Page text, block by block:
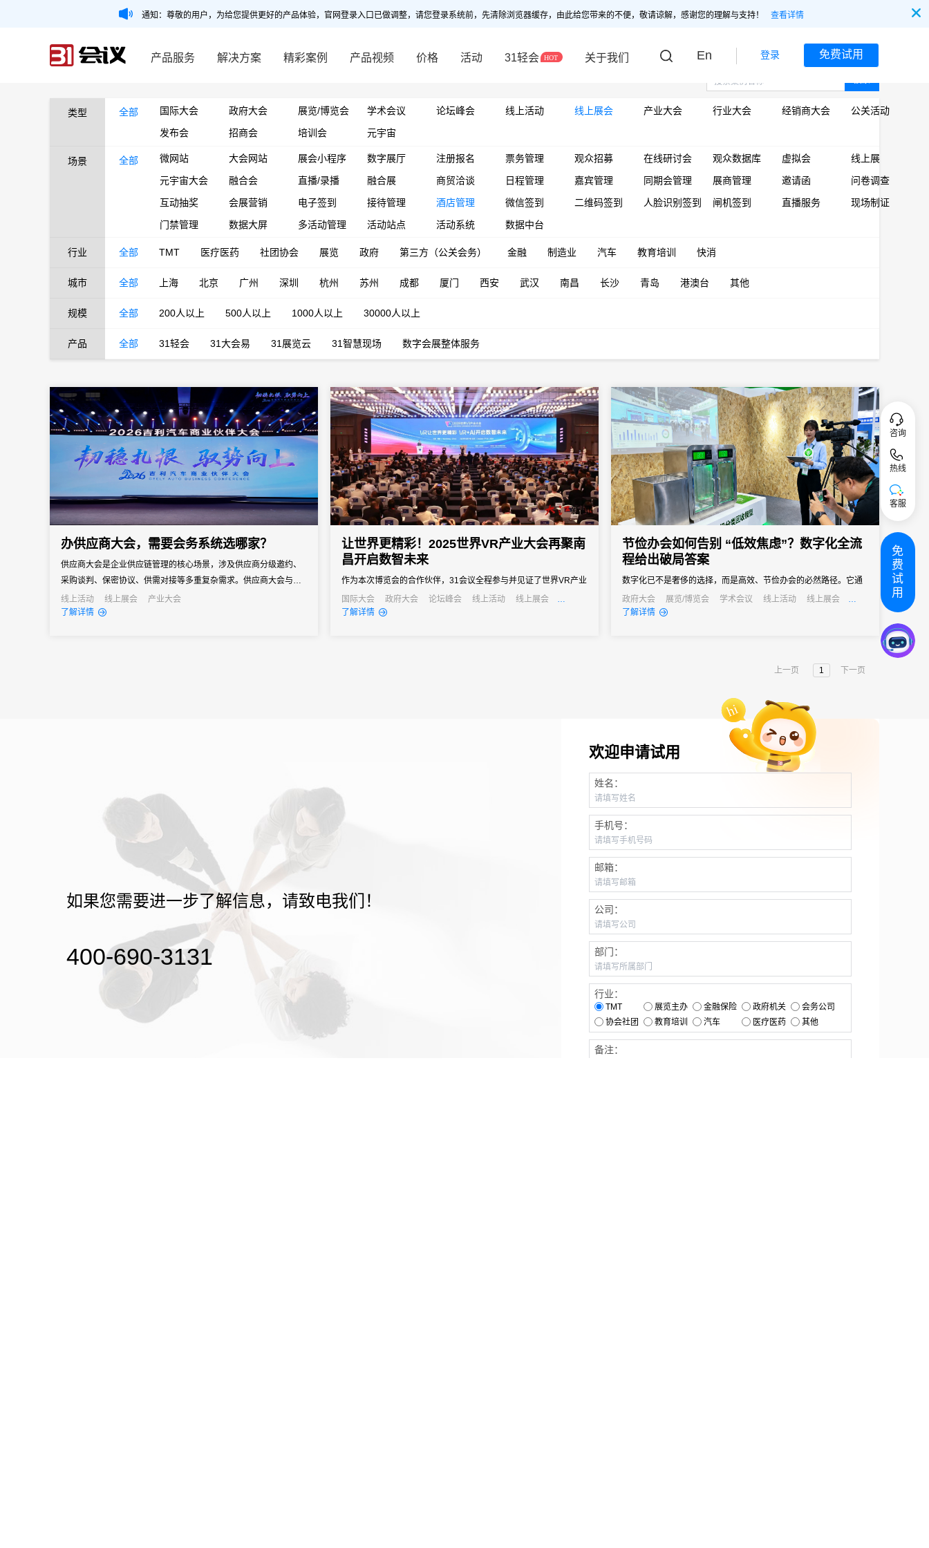
通知：尊敬的用户，为给您提供更好的产品体验，官网登录入口已做调整，请您登录系统前，先清除浏览器缓存，由此给您带来的不便，敬请谅解，感谢您的理解与支持！ 查看详情
产品服务 解决方案 精彩案例 产品视频 价格 活动 31轻会 关于我们 En 登录 免费试用
类型 全部 国际大会 政府大会 展览/博览会 学术会议 论坛峰会 线上活动 线上展会 产业大会 行业大会 经销商大会
公关活动
发布会
招商会 培训会 元宇宙
场景 全部 微网站 大会网站 展会小程序 数字展厅 注册报名 票务管理 观众招募 在线研讨会 观众数据库 虚拟会
线上展
元宇宙大会
融合会 直播/录播 融合展 商贸洽谈 日程管理 嘉宾管理 同期会管理 展商管理 邀请函
问卷调查
互动抽奖
会展营销 电子签到 接待管理 酒店管理 微信签到 二维码签到 人脸识别签到 闸机签到 直播服务
现场制证
门禁管理
数据大屏 多活动管理 活动站点 活动系统 数据中台
行业 全部 TMT 医疗医药 社团协会 展览 政府 第三方（公关会务） 金融 制造业 汽车 教育培训 快消
城市 全部 上海 北京 广州 深圳 杭州 苏州 成都 厦门 西安 武汉 南昌 长沙 青岛 港澳台 其他
规模 全部 200人以上 500人以上 1000人以上 30000人以上
产品 全部 31轻会 31大会易 31展览云 31智慧现场 数字会展整体服务
办供应商大会，需要会务系统选哪家？
供应商大会是企业供应链管理的核心场景，涉及供应商分级邀约、
采购谈判、保密协议、供需对接等多重复杂需求。供应商大会与普
通企业会议有本质区别——它既是企业面向供应链伙伴的年度沟通
窗口，也是采购策略落地、供需关系深化的关键场景。
线上活动 线上展会
产业大会
了解详情
让世界更精彩！2025世界VR产业大会再聚南
昌开启数智未来
作为本次博览会的合作伙伴，31会议全程参与并见证了世界VR产业
大会的飞速发展与深刻变革，并依托专业的会展服务能力与创新技
术支撑为博览会的顺利举办提供了坚实有力的保障，推动会务运营
国际大会 政府大会 论坛峰会 线上活动
线上展会
产业大会
经销商大会
了解详情
节俭办会如何告别 “低效焦虑”？数字化全流
程给出破局答案
数字化已不是奢侈的选择，而是高效、节俭办会的必然路径。它通
过技术手段打通会议管理的各个环节，用自动化替代人工操作、以
数据化驱动决策、以无纸化践行绿色理念，最终实现成本降低与效
政府大会 展览/博览会 学术会议 线上活动
线上展会
公关活动
招商会
了解详情
上一页 1 下一页
如果您需要进一步了解信息，请致电我们！
400-690-3131
欢迎申请试用
姓名：
手机号：
邮箱：
公司：
部门：
行业：
TMT 展览主办 金融保险 政府机关
会务公司
协会社团
教育培训 汽车 医疗医药 其他
备注：
咨询
热线
客服
免
费
试
用